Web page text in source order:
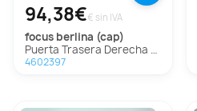
94,38€€ sin IVA
focus berlina (cap)
Puerta Trasera Derecha para Ford Focus Berlina (Cap)
4602397